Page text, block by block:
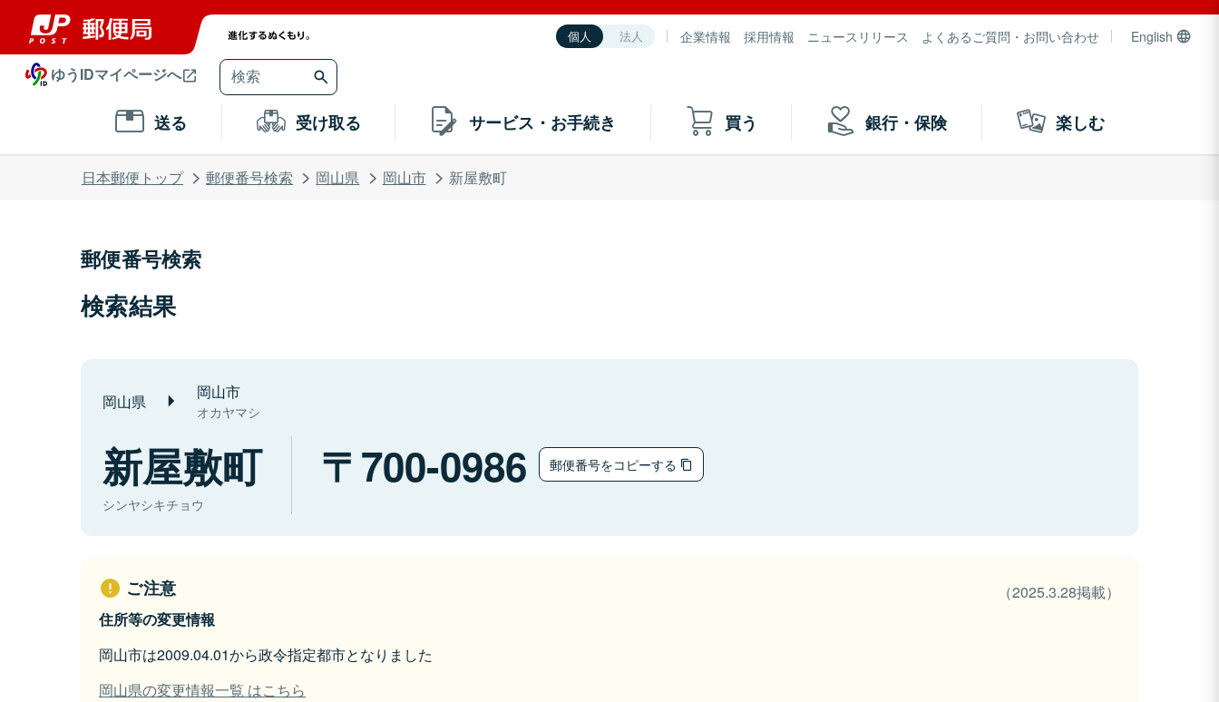
個人 法人 企業情報 採用情報 ニュースリリース よくあるご質問・お問い合わせ English
ゆうIDマイページへ
送る 受け取る サービス・お手続き 買う 銀行・保険 楽しむ
日本郵便トップ 郵便番号検索 岡山県 岡山市 新屋敷町
郵便番号検索
検索結果
岡山県 岡山市
オカヤマシ
新屋敷町
シンヤシキチョウ
700-0986 郵便番号をコピーする
ご注意
（2025.3.28掲載）
住所等の変更情報
岡山市は2009.04.01から政令指定都市となりました
岡山県の変更情報一覧 はこちら